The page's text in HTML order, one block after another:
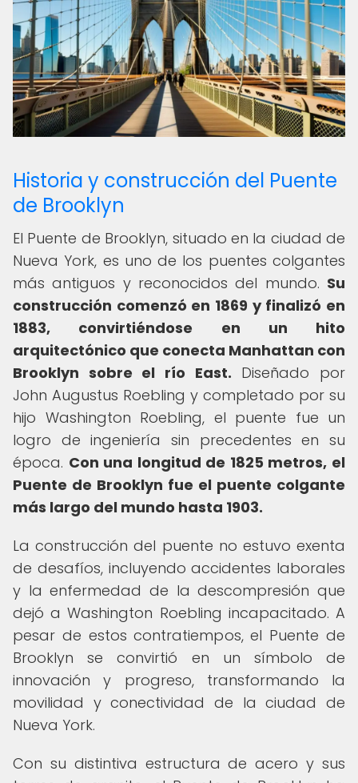
Historia y construcción del Puente
de Brooklyn
El Puente de Brooklyn, situado en la ciudad de
Nueva York, es uno de los puentes colgantes
más antiguos y reconocidos del mundo. Su
construcción comenzó en 1869 y finalizó en
1883, convirtiéndose en un hito
arquitectónico que conecta Manhattan con
Brooklyn sobre el río East. Diseñado por
John Augustus Roebling y completado por su
hijo Washington Roebling, el puente fue un
logro de ingeniería sin precedentes en su
época. Con una longitud de 1825 metros, el
Puente de Brooklyn fue el puente colgante
más largo del mundo hasta 1903.
La construcción del puente no estuvo exenta
de desafíos, incluyendo accidentes laborales
y la enfermedad de la descompresión que
dejó a Washington Roebling incapacitado. A
pesar de estos contratiempos, el Puente de
Brooklyn se convirtió en un símbolo de
innovación y progreso, transformando la
movilidad y conectividad de la ciudad de
Nueva York.
Con su distintiva estructura de acero y sus